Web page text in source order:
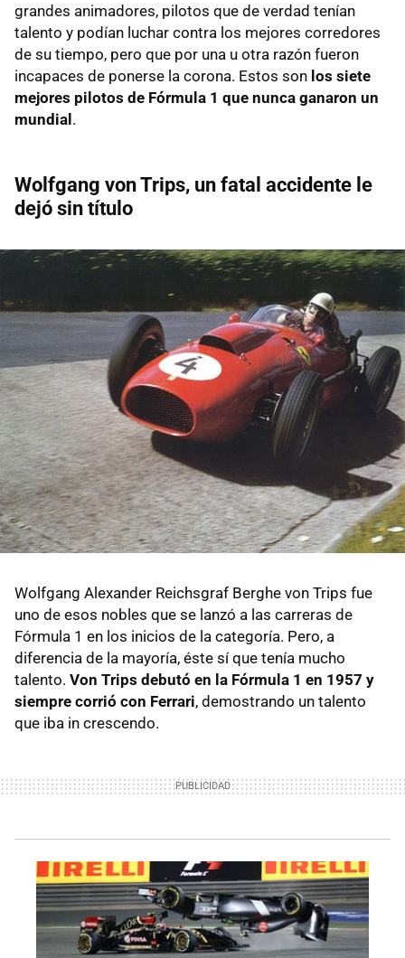
grandes animadores, pilotos que de verdad tenían
talento y podían luchar contra los mejores corredores
de su tiempo, pero que por una u otra razón fueron
incapaces de ponerse la corona. Estos son los siete
mejores pilotos de Fórmula 1 que nunca ganaron un
mundial.
Wolfgang von Trips, un fatal accidente le
dejó sin título
Wolfgang Alexander Reichsgraf Berghe von Trips fue
uno de esos nobles que se lanzó a las carreras de
Fórmula 1 en los inicios de la categoría. Pero, a
diferencia de la mayoría, éste sí que tenía mucho
talento. Von Trips debutó en la Fórmula 1 en 1957 y
siempre corrió con Ferrari, demostrando un talento
que iba in crescendo.